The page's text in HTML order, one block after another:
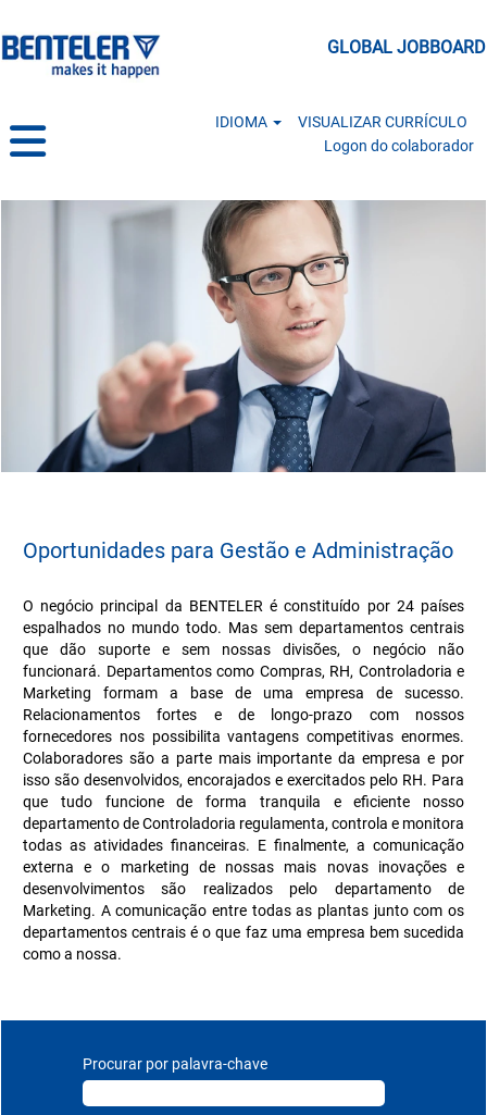
GLOBAL JOBBOARD
IDIOMA
VISUALIZAR CURRÍCULO
Logon do colaborador
Oportunidades para Gestão e Administração
O negócio principal da BENTELER é constituído por 24 países
espalhados no mundo todo. Mas sem departamentos centrais
que dão suporte e sem nossas divisões, o negócio não
funcionará. Departamentos como Compras, RH, Controladoria e
Marketing formam a base de uma empresa de sucesso.
Relacionamentos fortes e de longo-prazo com nossos
fornecedores nos possibilita vantagens competitivas enormes.
Colaboradores são a parte mais importante da empresa e por
isso são desenvolvidos, encorajados e exercitados pelo RH. Para
que tudo funcione de forma tranquila e eficiente nosso
departamento de Controladoria regulamenta, controla e monitora
todas as atividades financeiras. E finalmente, a comunicação
externa e o marketing de nossas mais novas inovações e
desenvolvimentos são realizados pelo departamento de
Marketing. A comunicação entre todas as plantas junto com os
departamentos centrais é o que faz uma empresa bem sucedida
como a nossa.
Procurar por palavra-chave